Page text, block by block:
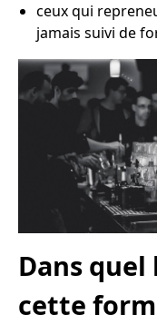
ceux qui
jamais suivi de
Dans
cette